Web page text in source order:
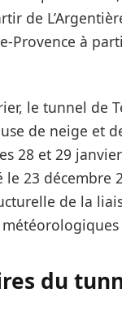
de
Provence à
le tunnel de
de neige et
28 et 29
le 23 décembre
de la
du